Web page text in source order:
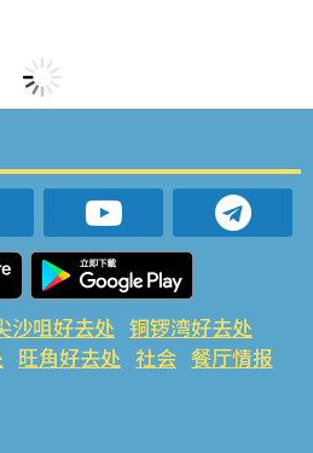
沙咀好去处 铜锣湾好去处
旺角好去处 社会 餐厅情报